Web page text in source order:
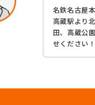
名鉄名古屋
高蔵駅より
田、高蔵公
せください！